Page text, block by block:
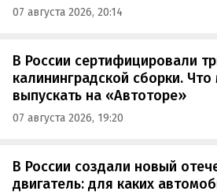
07 августа 2026, 20:14
В России сертифицировали
калининградской сборки. Что
выпускать на «Автоторе»
07 августа 2026, 19:20
В России создали новый
двигатель: для каких